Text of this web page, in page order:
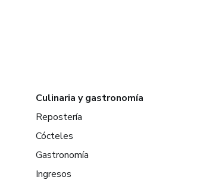
Culinaria y gastronomía
Repostería
Cócteles
Gastronomía
Ingresos